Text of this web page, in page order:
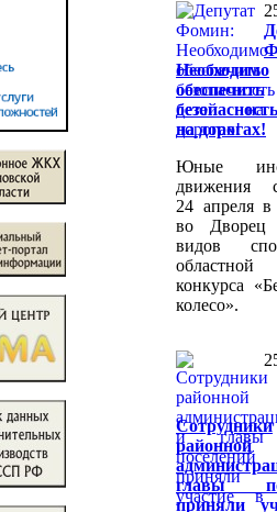
Необходимо
обеспечить
на дорогах!
Юные
движения
24 апреля
во Дворец
видов
конкурса
колесо».
Сотрудники
районной
главы
приняли